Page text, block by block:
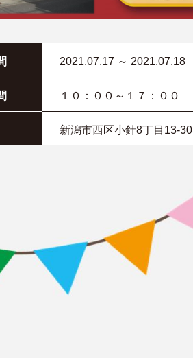
2021.07.17 ～ 2021.07.18
１０：００～１７：００
新潟市西区小針8丁目13-30